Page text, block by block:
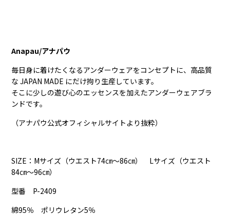
Anapau/アナパウ
毎日身に着けたくなるアンダーウェアをコンセプトに、高品質
な JAPAN MADE にだけ拘り生産しています。
そこに少しの遊び心のエッセンスを加えたアンダーウェアブラ
ンドです。
（アナパウ公式オフィシャルサイトより抜粋）
SIZE：Mサイズ（ウエスト74㎝～86㎝） Lサイズ（ウエスト
84㎝～96㎝）
型番 P-2409
綿95％ ポリウレタン5％